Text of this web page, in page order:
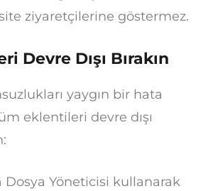
ziyaretçilerine göstermez.
Devre Dışı Bırakın
yaygın bir hata
eklentileri devre dışı
Dosya Yöneticisi kullanarak